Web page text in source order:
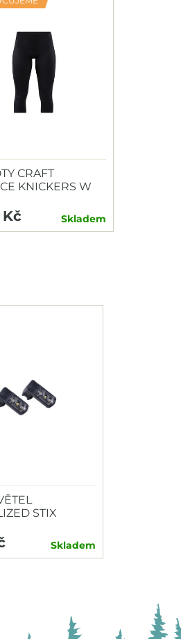
CRAFT
KNICKERS W
Kč Skladem
STIX
Skladem